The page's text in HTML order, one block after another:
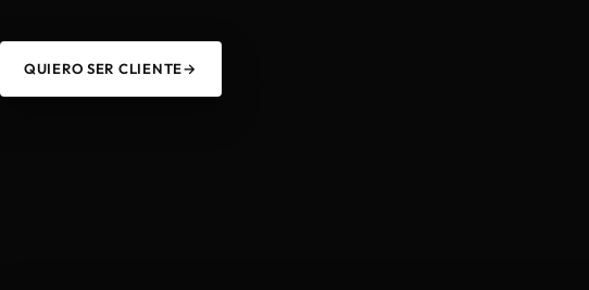
QUIERO SER CLIENTE→